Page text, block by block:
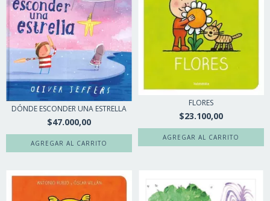
DÓNDE ESCONDER UNA ESTRELLA
$47.000,00
FLORES
$23.100,00